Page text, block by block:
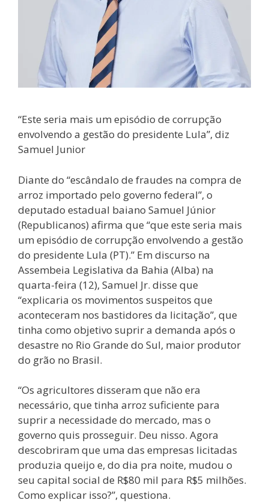
“Este seria mais um episódio de corrupção
envolvendo a gestão do presidente Lula”, diz
Samuel Junior
Diante do “escândalo de fraudes na compra de
arroz importado pelo governo federal”, o
deputado estadual baiano Samuel Júnior
(Republicanos) afirma que “que este seria mais
um episódio de corrupção envolvendo a gestão
do presidente Lula (PT).” Em discurso na
Assembeia Legislativa da Bahia (Alba) na
quarta-feira (12), Samuel Jr. disse que
“explicaria os movimentos suspeitos que
aconteceram nos bastidores da licitação”, que
tinha como objetivo suprir a demanda após o
desastre no Rio Grande do Sul, maior produtor
do grão no Brasil.
“Os agricultores disseram que não era
necessário, que tinha arroz suficiente para
suprir a necessidade do mercado, mas o
governo quis prosseguir. Deu nisso. Agora
descobriram que uma das empresas licitadas
produzia queijo e, do dia pra noite, mudou o
seu capital social de R$80 mil para R$5 milhões.
Como explicar isso?”, questiona.